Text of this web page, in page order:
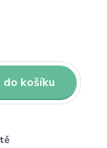
košíku